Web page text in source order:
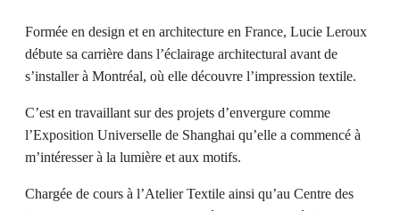
Formée en design et en architecture en France, Lucie Leroux
débute sa carrière dans l’éclairage architectural avant de
s’installer à Montréal, où elle découvre l’impression textile.
C’est en travaillant sur des projets d’envergure comme
l’Exposition Universelle de Shanghai qu’elle a commencé à
m’intéresser à la lumière et aux motifs.
Chargée de cours à l’Atelier Textile ainsi qu’au Centre des